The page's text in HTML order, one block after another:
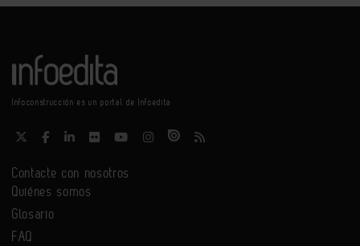
Infoconstrucción es un portal de Infoedita
Contacte con nosotros
Quiénes somos
Glosario
FAQ